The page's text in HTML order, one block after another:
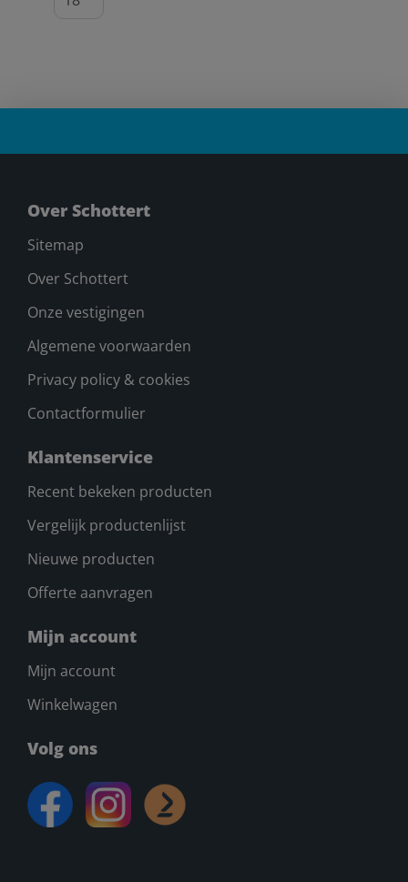
Over Schottert
Sitemap
Over Schottert
Onze vestigingen
Algemene voorwaarden
Privacy policy & cookies
Contactformulier
Klantenservice
Recent bekeken producten
Vergelijk productenlijst
Nieuwe producten
Offerte aanvragen
Mijn account
Mijn account
Winkelwagen
Volg ons